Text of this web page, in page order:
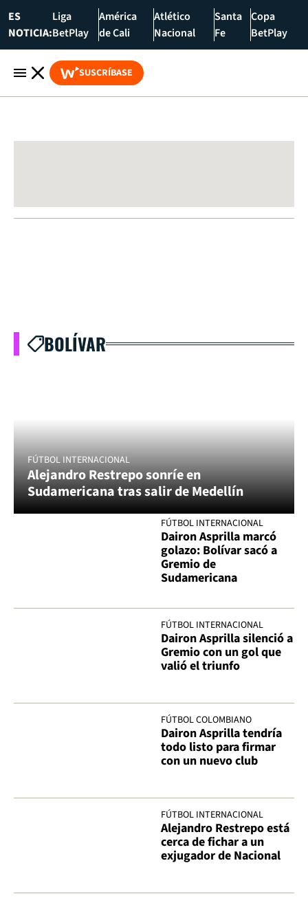
ES
NOTICIA:
Liga
BetPlay
América
de Cali
Atlético
Nacional
Santa
Fe
Copa
BetPlay
SUSCRÍBASE
BOLÍVAR
FÚTBOL INTERNACIONAL
Alejandro Restrepo sonríe en
Sudamericana tras salir de Medellín
FÚTBOL INTERNACIONAL
Dairon Asprilla marcó
golazo: Bolívar sacó a
Gremio de
Sudamericana
FÚTBOL INTERNACIONAL
Dairon Asprilla silenció a
Gremio con un gol que
valió el triunfo
FÚTBOL COLOMBIANO
Dairon Asprilla tendría
todo listo para firmar
con un nuevo club
FÚTBOL INTERNACIONAL
Alejandro Restrepo está
cerca de fichar a un
exjugador de Nacional